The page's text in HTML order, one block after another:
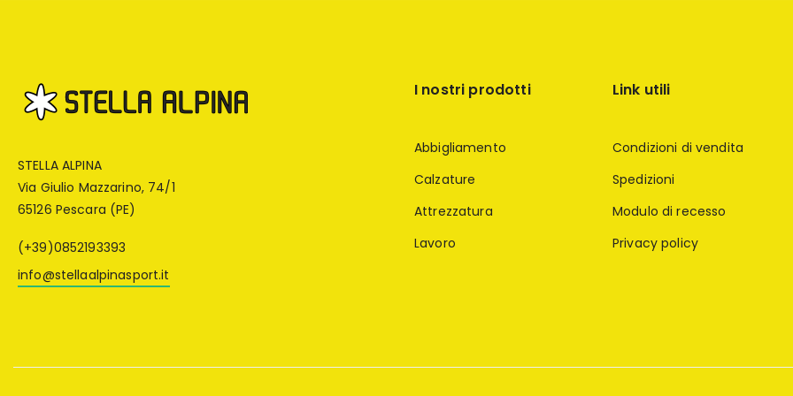
STELLA ALPINA
Via Giulio Mazzarino, 74/1
65126 Pescara (PE)
(+39)0852193393
info@stellaalpinasport.it
I nostri prodotti
Abbigliamento
Calzature
Attrezzatura
Lavoro
Link utili
Condizioni di vendita
Spedizioni
Modulo di recesso
Privacy policy